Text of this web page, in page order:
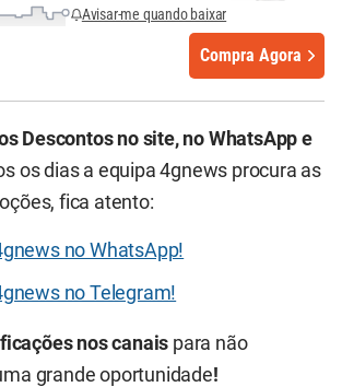
Avisar-me quando baixar
Compra Agora
Descontos no site, no WhatsApp e
os dias a equipa 4gnews procura as
fica atento:
no WhatsApp!
no Telegram!
nos canais para não
grande oportunidade!